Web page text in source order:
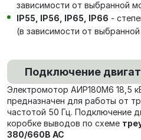
зависимости от выбранной
IP55, IP56, IP65, IP66 -
(в зависимости от
Подключение
Электромотор АИР180М6 18,5
предназначен для работы от
частотой 50 Гц. Подключение
коробке выводов по схеме
380/660В AC